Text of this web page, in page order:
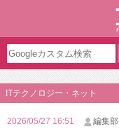
ITテクノロジー・ネット
2026/05/27 16:51 編集部